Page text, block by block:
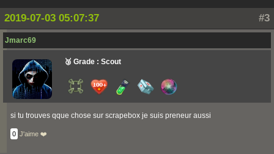
#3
2019-07-03 05:07:37
Jmarc69
🥉 Grade : Scout
si tu trouves qque chose sur scrapebox je suis preneur aussi
0 J'aime ❤️